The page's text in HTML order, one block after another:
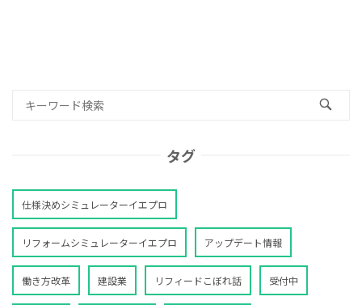
タグ
仕様決めシミュレーターイエプロ
リフォームシミュレーターイエプロ アップデート情報
働き方改革 建設業 リフィードこぼれ話 受付中